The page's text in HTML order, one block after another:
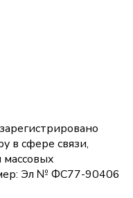
в сфере связи,
Эл № ФС77-90406